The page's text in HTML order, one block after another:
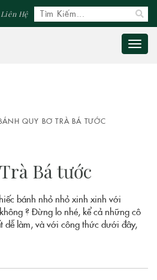
Liên Hệ
Toggle
QUY BƠ TRÀ BÁ TƯỚC
Bá tước
bánh nhỏ nhỏ xinh xinh với
? Đừng lo nhé, kể cả những cô
dễ làm, và với công thức dưới đây,